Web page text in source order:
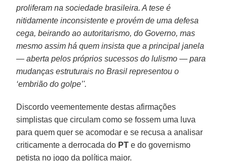
proliferam na sociedade brasileira. A tese é
nitidamente inconsistente e provém de uma defesa
cega, beirando ao autoritarismo, do Governo, mas
mesmo assim há quem insista que a principal janela
— aberta pelos próprios sucessos do lulismo — para
mudanças estruturais no Brasil representou o
‘embrião do golpe’'.
Discordo veementemente destas afirmações
simplistas que circulam como se fossem uma luva
para quem quer se acomodar e se recusa a analisar
criticamente a derrocada do PT e do governismo
petista no jogo da política maior.